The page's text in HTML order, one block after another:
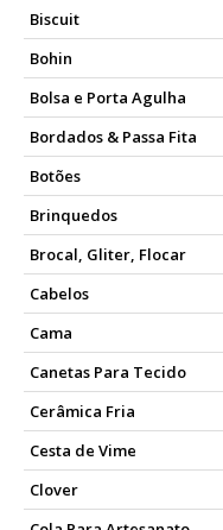
Biscuit
Bohin
Bolsa e Porta Agulha
Bordados & Passa Fita
Botões
Brinquedos
Brocal, Gliter, Flocar
Cabelos
Cama
Canetas Para Tecido
Cerâmica Fria
Cesta de Vime
Clover